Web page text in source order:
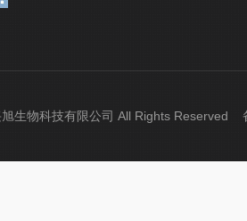
生物科技有限公司 All Rights Reserved